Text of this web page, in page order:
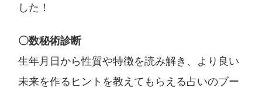
した！
〇数秘術診断
生年月日から性質や特徴を読み解き、より良い
未来を作るヒントを教えてもらえる占いのブー